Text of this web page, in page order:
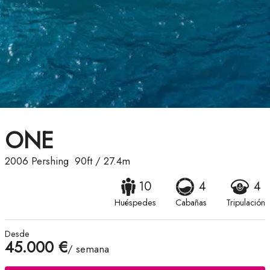
ONE
2006 Pershing 90ft/ 27.4m
10
Huéspedes
4
Cabañas
4
Tripulación
Desde
45.000 €/ semana